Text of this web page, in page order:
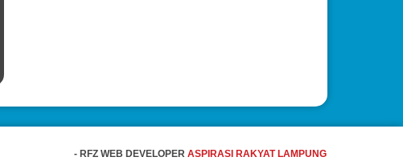
- RFZ WEB DEVELOPERASPIRASI RAKYAT LAMPUNG